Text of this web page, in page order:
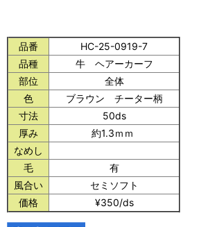
品番
HC-25-0919-7
品種
牛 ヘアーカーフ
部位
全体
色
ブラウン チーター柄
寸法
50ds
厚み
約1.3ｍｍ
なめし
毛
有
風合い
セミソフト
価格
¥350/ds